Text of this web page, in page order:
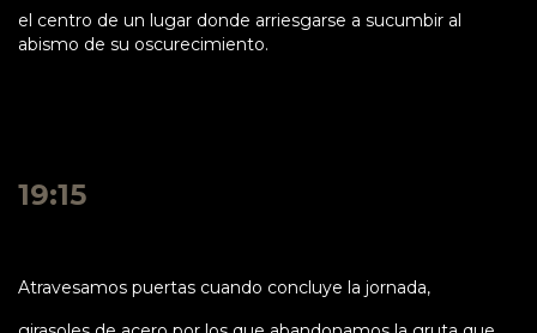
el centro de un lugar donde arriesgarse a sucumbir al
abismo de su oscurecimiento.
19:15
Atravesamos puertas cuando concluye la jornada,